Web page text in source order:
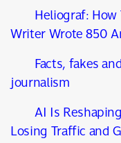
Heliograf: How
Writer Wrote 850
Facts, fakes
journalism
AI Is
Losing Traffic and